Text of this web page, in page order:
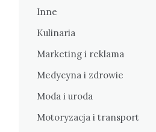
Inne
Kulinaria
Marketing i reklama
Medycyna i zdrowie
Moda i uroda
Motoryzacja i transport